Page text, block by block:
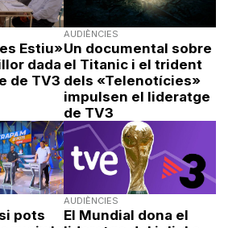
Estiu»
dada
de TV3
AUDIÈNCIES
Un documental sobre
el Titanic i el trident
dels «Telenotícies»
impulsen el lideratge
de TV3
pots
AUDIÈNCIES
El Mundial dona el